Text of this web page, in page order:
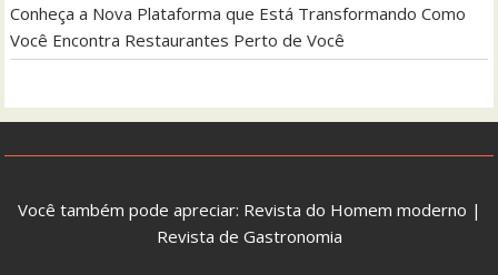
Conheça a Nova Plataforma que Está Transformando Como
Você Encontra Restaurantes Perto de Você
Você também pode apreciar: Revista do Homem moderno |
Revista de Gastronomia